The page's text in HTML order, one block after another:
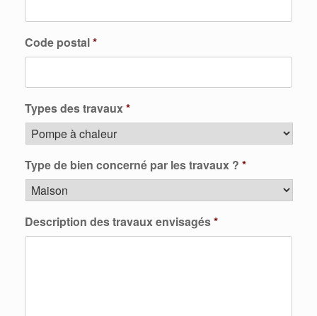
Code postal*
Types des travaux*
Type de bien concerné par les travaux ? *
Description des travaux envisagés*